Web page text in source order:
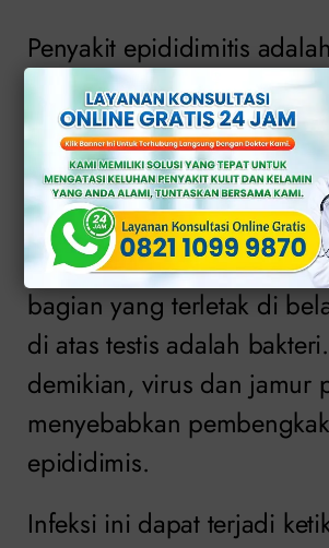
Penyakit epididimitis adalah
peradangan epididimis
terjadi pada pria yang aktif
seksual dan berusia
35 tahun.
Penyebab dari
bagian yang terletak di
di atas testis adalah
demikian, virus dan jamur
menyebabkan
epididimis.
Infeksi ini dapat terjadi